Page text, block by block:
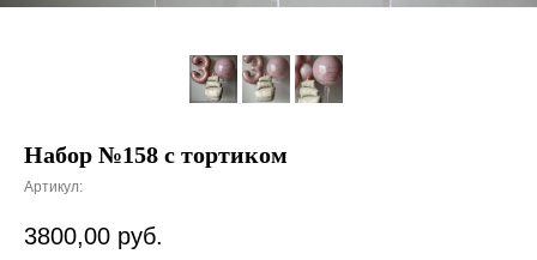
Набор №158 с тортиком
Артикул:
3800,00 руб.